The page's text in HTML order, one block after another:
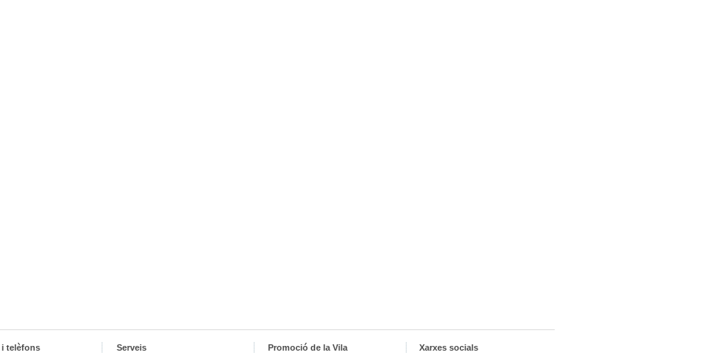
i telèfons Serveis Promoció de la Vila Xarxes socials